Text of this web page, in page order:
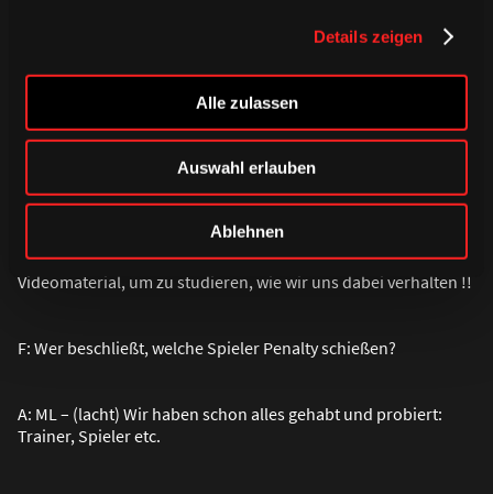
Details zeigen
Alle zulassen
Auswahl erlauben
Ablehnen
A: TL – (lacht) Das Problem ist, wir haben schon zu oft ins
Penalty gemußt und die Gegnerischen Goalies haben viel
Videomaterial, um zu studieren, wie wir uns dabei verhalten !!
F: Wer beschließt, welche Spieler Penalty schießen?
A: ML – (lacht) Wir haben schon alles gehabt und probiert:
Trainer, Spieler etc.